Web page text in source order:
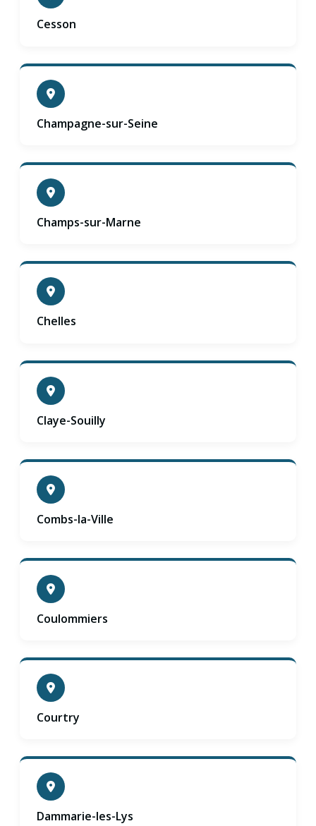
Cesson
Champagne-sur-Seine
Champs-sur-Marne
Chelles
Claye-Souilly
Combs-la-Ville
Coulommiers
Courtry
Dammarie-les-Lys